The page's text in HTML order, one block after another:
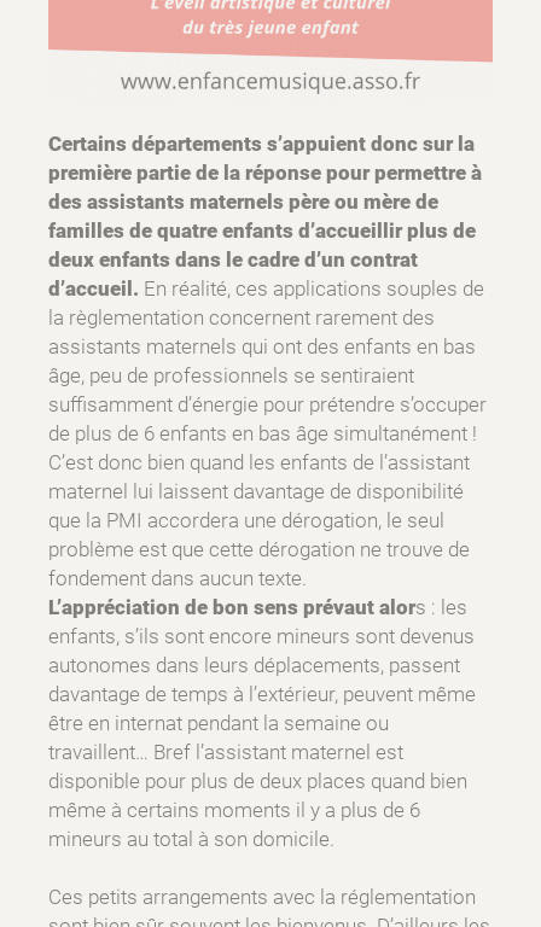
Certains départements s’appuient donc sur la
première partie de la réponse pour permettre à
des assistants maternels père ou mère de
familles de quatre enfants d’accueillir plus de
deux enfants dans le cadre d’un contrat
d’accueil. En réalité, ces applications souples de
la règlementation concernent rarement des
assistants maternels qui ont des enfants en bas
âge, peu de professionnels se sentiraient
suffisamment d’énergie pour prétendre s’occuper
de plus de 6 enfants en bas âge simultanément !
C’est donc bien quand les enfants de l’assistant
maternel lui laissent davantage de disponibilité
que la PMI accordera une dérogation, le seul
problème est que cette dérogation ne trouve de
fondement dans aucun texte.
L’appréciation de bon sens prévaut alors : les
enfants, s’ils sont encore mineurs sont devenus
autonomes dans leurs déplacements, passent
davantage de temps à l’extérieur, peuvent même
être en internat pendant la semaine ou
travaillent… Bref l’assistant maternel est
disponible pour plus de deux places quand bien
même à certains moments il y a plus de 6
mineurs au total à son domicile.
Ces petits arrangements avec la réglementation